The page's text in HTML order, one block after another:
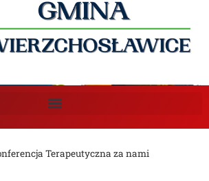
Terapeutyczna za nami